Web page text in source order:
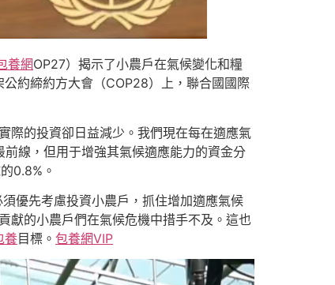
養網OP27）揭示了小農戶在氣候變化和糧
約締約方大會（COP28）上，聯合國國際
際的投資卻日益減少。我們現在每在適應氣
線，但用于增強其氣候適應能力的資金分
0.8%。
優先考慮投資小農戶，抓住增加適應氣候
獻的小農戶們在氣候危機中措手不及。這也
養目標。 包養網VIP